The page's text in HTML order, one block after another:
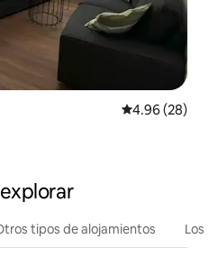
Calificación
4.96 (28)
tipos de alojamientos